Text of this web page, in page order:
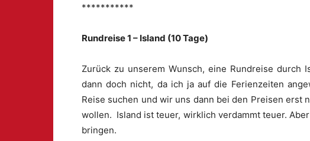
***********
Rundreise 1 – Island (10 Tage)
Zurück zu unserem Wunsch, eine Rundreise durch
dann doch nicht, da ich ja auf die Ferienzeiten
Reise suchen und wir uns dann bei den Preisen erst
wollen. Island ist teuer, wirklich verdammt teuer.
bringen.